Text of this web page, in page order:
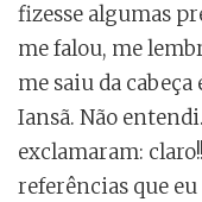
fizesse algumas
me falou, me
me saiu da
Iansã. Não
exclamaram:
referências que